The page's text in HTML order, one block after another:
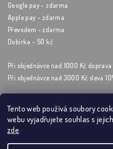
Tento web používá soubory
webu vyjadřujete souhlas s
zde.
Google pay - zdarma
Apple pay - zdarma
Převodem - zdarma
Dobírka - 50 kč
Při objednávce nad 1000 Kč
Při objednávce nad 3000 Kč sleva
Sleduj nás